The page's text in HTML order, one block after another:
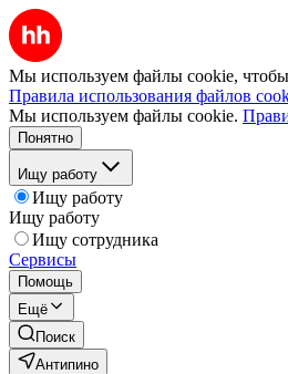
Мы используем файлы cookie, чтобы
Правила использования файлов
Мы используем файлы cookie.
Понятно
Ищу работу
Ищу работу
Ищу работу
Ищу сотрудника
Сервисы
Помощь
Ещё
Поиск
Антипино